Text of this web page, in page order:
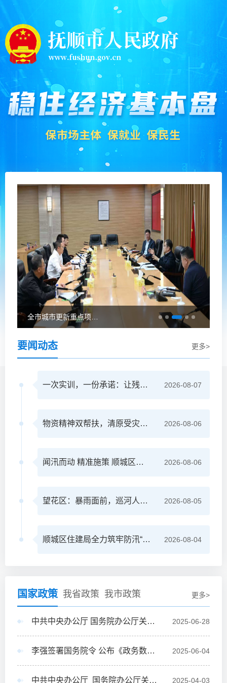
全市城市更新重点项目推进会议召开
要闻动态 更多>
2026-08-07
一次实训，一份承诺：让残疾群众的生活更有尊严
2026-08-06
物资精神双帮扶，清原受灾学子获关爱重拾信心
2026-08-06
闻汛而动 精准施策 顺城区优化启用防汛安置点筑牢安全防线
2026-08-05
望花区：暴雨面前，巡河人就是堤！
2026-08-04
顺城区住建局全力筑牢防汛“安全堤”
国家政策 我省政策 我市政策 更多>
2025-06-28
中共中央办公厅 国务院办公厅关于全面推进江河保护治理的意见
2025-06-04
李强签署国务院令 公布《政务数据共享条例》
2025-04-03
中共中央办公厅 国务院办公厅关于完善价格治理机制的意见